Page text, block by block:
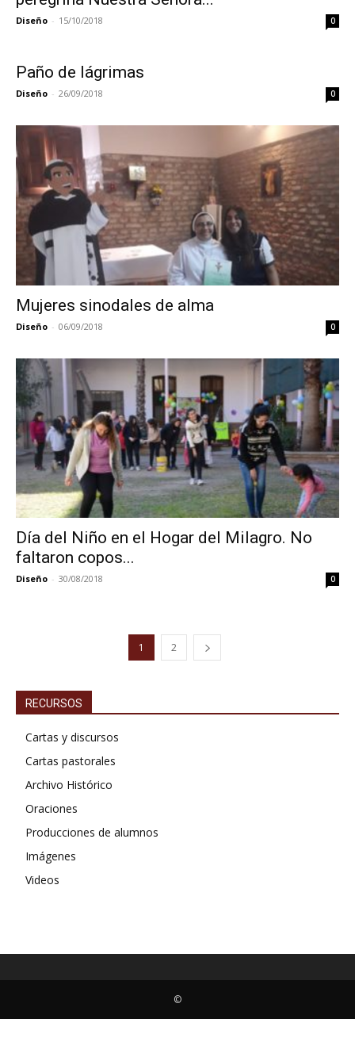
Diseño - 15/10/2018 0
Paño de lágrimas
Diseño - 26/09/2018 0
Mujeres sinodales de alma
Diseño - 06/09/2018 0
Día del Niño en el Hogar del Milagro. No
faltaron copos...
Diseño - 30/08/2018 0
1 2
RECURSOS
Cartas y discursos
Cartas pastorales
Archivo Histórico
Oraciones
Producciones de alumnos
Imágenes
Videos
©